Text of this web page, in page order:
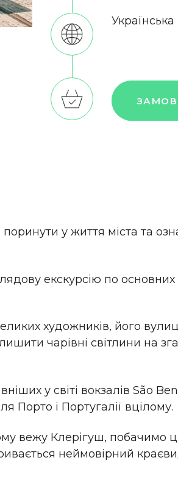
Українська
у життя міста та
екскурсію по
художників, його
чарівні світлини на
у світі вокзалів São
Порто і Португалії вцілому.
вежу Клерігуш, побачимо
неймовірний